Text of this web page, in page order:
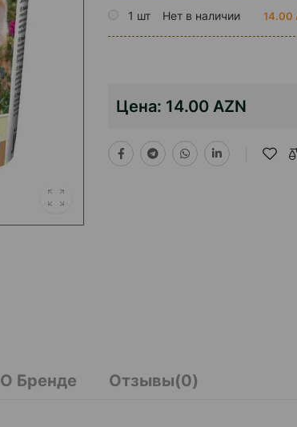
1 шт Нет в наличии 14.00
Цена: 14.00 AZN
О Бренде Отзывы(0)